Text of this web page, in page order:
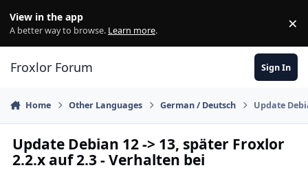
View in the app
A better way to browse. Learn more. ×
Froxlor Forum Sign In
Home Other Languages German / Deutsch Update
Update Debian 12 -> 13, später Froxlor
2.2.x auf 2.3 - Verhalten bei